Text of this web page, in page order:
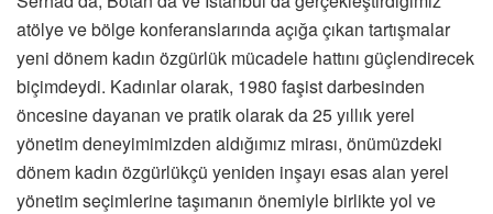
atölye ve bölge konferanslarında açığa çıkan tartışmalar
yeni dönem kadın özgürlük mücadele hattını güçlendirecek
biçimdeydi. Kadınlar olarak, 1980 faşist darbesinden
öncesine dayanan ve pratik olarak da 25 yıllık yerel
yönetim deneyimimizden aldığımız mirası, önümüzdeki
dönem kadın özgürlükçü yeniden inşayı esas alan yerel
yönetim seçimlerine taşımanın önemiyle birlikte yol ve